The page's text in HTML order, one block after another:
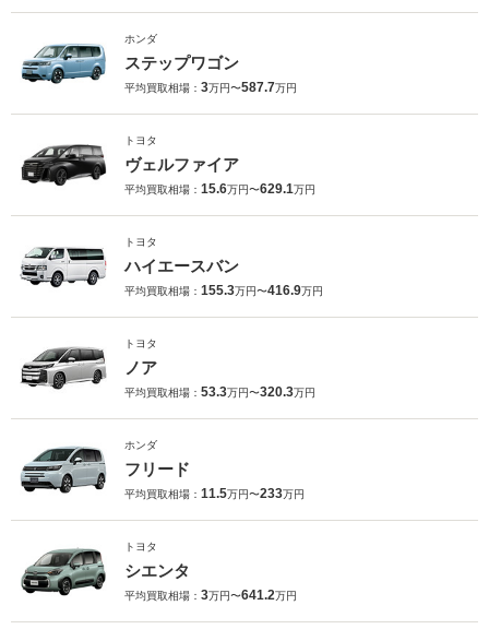
ホンダ
ステップワゴン
平均買取相場： 3万円〜587.7万円
トヨタ
ヴェルファイア
平均買取相場： 15.6万円〜629.1万円
トヨタ
ハイエースバン
平均買取相場： 155.3万円〜416.9万円
トヨタ
ノア
平均買取相場： 53.3万円〜320.3万円
ホンダ
フリード
平均買取相場： 11.5万円〜233万円
トヨタ
シエンタ
平均買取相場： 3万円〜641.2万円